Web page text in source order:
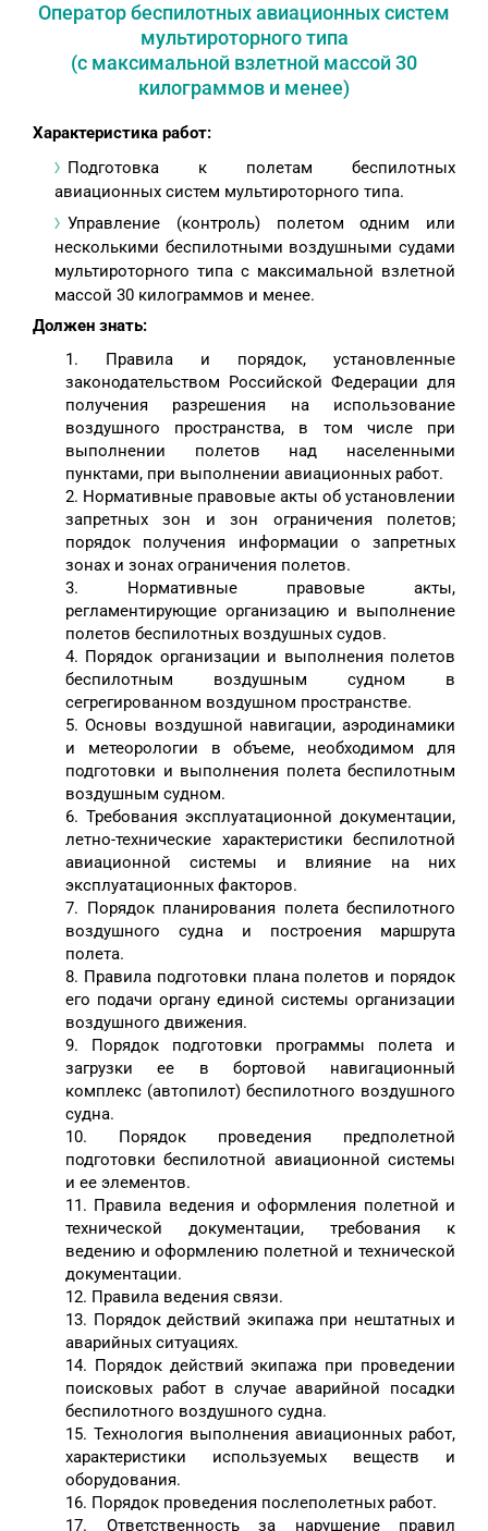
Оператор беспилотных авиационных систем
мультироторного типа
(с максимальной взлетной массой 30
килограммов и менее)
Характеристика работ:
Подготовка к полетам беспилотных
авиационных систем мультироторного типа.
Управление (контроль) полетом одним или
несколькими беспилотными воздушными судами
мультироторного типа с максимальной взлетной
массой 30 килограммов и менее.
Должен знать:
1. Правила и порядок, установленные
законодательством Российской Федерации для
получения разрешения на использование
воздушного пространства, в том числе при
выполнении полетов над населенными
пунктами, при выполнении авиационных работ.
2. Нормативные правовые акты об установлении
запретных зон и зон ограничения полетов;
порядок получения информации о запретных
зонах и зонах ограничения полетов.
3. Нормативные правовые акты,
регламентирующие организацию и выполнение
полетов беспилотных воздушных судов.
4. Порядок организации и выполнения полетов
беспилотным воздушным судном в
сегрегированном воздушном пространстве.
5. Основы воздушной навигации, аэродинамики
и метеорологии в объеме, необходимом для
подготовки и выполнения полета беспилотным
воздушным судном.
6. Требования эксплуатационной документации,
летно-технические характеристики беспилотной
авиационной системы и влияние на них
эксплуатационных факторов.
7. Порядок планирования полета беспилотного
воздушного судна и построения маршрута
полета.
8. Правила подготовки плана полетов и порядок
его подачи органу единой системы организации
воздушного движения.
9. Порядок подготовки программы полета и
загрузки ее в бортовой навигационный
комплекс (автопилот) беспилотного воздушного
судна.
10. Порядок проведения предполетной
подготовки беспилотной авиационной системы
и ее элементов.
11. Правила ведения и оформления полетной и
технической документации, требования к
ведению и оформлению полетной и технической
документации.
12. Правила ведения связи.
13. Порядок действий экипажа при нештатных и
аварийных ситуациях.
14. Порядок действий экипажа при проведении
поисковых работ в случае аварийной посадки
беспилотного воздушного судна.
15. Технология выполнения авиационных работ,
характеристики используемых веществ и
оборудования.
16. Порядок проведения послеполетных работ.
17. Ответственность за нарушение правил